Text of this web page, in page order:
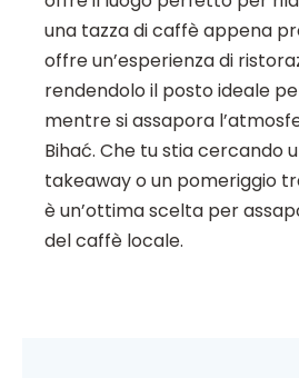
una tazza di caffè appena
offre un’esperienza di
rendendolo il posto ideale
mentre si assapora
Bihać. Che tu stia cercando
takeaway o un pomeriggio
è un’ottima scelta per
del caffè locale.